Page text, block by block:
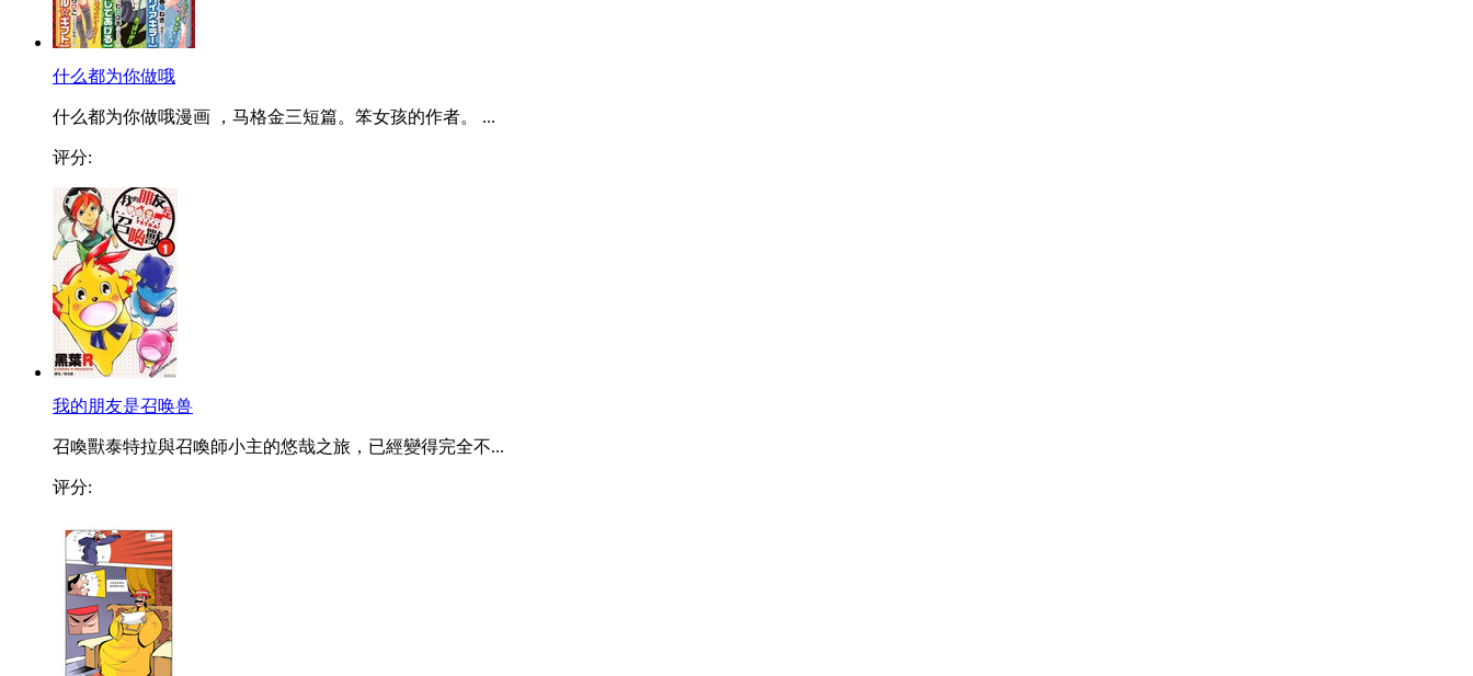
什么都为你做哦
什么都为你做哦漫画 ，马格金三短篇。笨女孩的作者。 ...
评分:
我的朋友是召唤兽
召喚獸泰特拉與召喚師小主的悠哉之旅，已經變得完全不...
评分: